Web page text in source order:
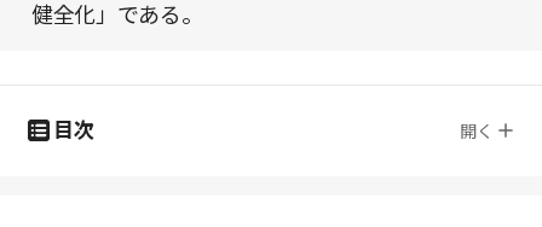
健全化」である。
目次 開く